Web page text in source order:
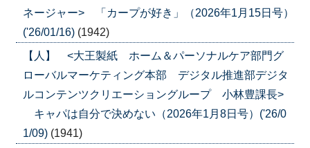
ネージャー> 「カープが好き」（2026年1月15日号）
('26/01/16) (1942)
【人】 <大王製紙 ホーム＆パーソナルケア部門グ
ローバルマーケティング本部 デジタル推進部デジタ
ルコンテンツクリエーショングループ 小林豊課長>
キャパは自分で決めない（2026年1月8日号）('26/0
1/09) (1941)